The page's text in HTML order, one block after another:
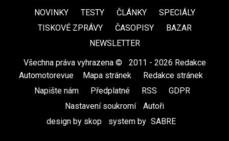
NOVINKY TESTY ČLÁNKY
SPECIÁLY
TISKOVÉ ZPRÁVY
ČASOPISY
BAZAR
NEWSLETTER
Všechna práva vyhrazena ©
2011 - 2026 Redakce
Automotorevue
Mapa stránek Redakce stránek
Napište nám
Předplatné RSS GDPR
Nastavení soukromí
Autoři
design by skop
system by SABRE